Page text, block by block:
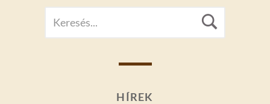
FOR:
HÍREK